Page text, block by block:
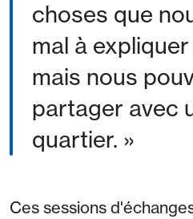
choses que
mal à
mais nous
partager avec
quartier. »
Ces sessions